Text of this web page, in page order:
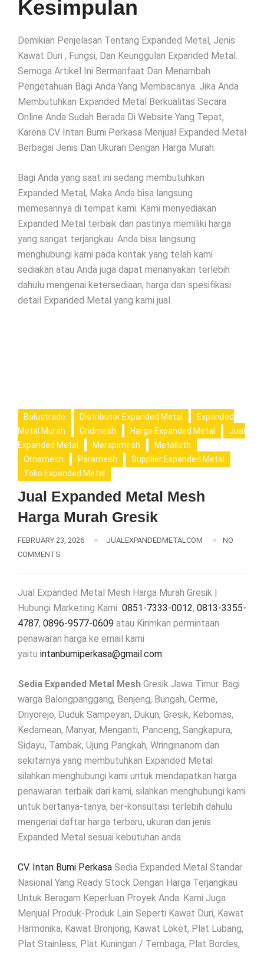
Kesimpulan
Demikian Penjelasan Tentang Expanded Metal, Jenis
Kawat Duri , Fungsi, Dan Keunggulan Expanded Metal.
Semoga Artikel Ini Bermanfaat Dan Menambah
Pengetahuan Bagi Anda Yang Membacanya. Jika Anda
Membutuhkan Expanded Metal Berkualitas Secara
Online Anda Sudah Berada Di Website Yang Tepat,
Karena CV Intan Bumi Perkasa Menjual Expanded Metal
Berbagai Jenis Dan Ukuran Dengan Harga Murah.
Bagi Anda yang saat ini sedang membutuhkan
Expanded Metal, Maka Anda bisa langsung
memesannya di tempat kami. Kami menyediakan
Expanded Metal terbaik dan pastinya memiliki harga
yang sangat terjangkau. Anda bisa langsung
menghubungi kami pada kontak yang telah kami
sediakan atau Anda juga dapat menanyakan terlebih
dahulu mengenai ketersediaan, harga dan spesifikasi
detail Expanded Metal yang kami jual.
Balustrade Distributor Expanded Metal
Expanded
Metal Murah
Gridmesh Harga Expanded Metal
Jual
Expanded Metal
Merapimesh
Metallath
Ornamesh
Paramesh
Supplier Expanded Metal
Toko Expanded Metal
Jual Expanded Metal Mesh
Harga Murah Gresik
FEBRUARY 23, 2026 JUALEXPANDEDMETALCOM
NO
COMMENTS
Jual Expanded Metal Mesh Harga Murah Gresik |
Hubungi Marketing Kami 0851-7333-0012, 0813-3355-
4787, 0896-9577-0609 atau Kirimkan permintaan
penawaran harga ke email kami
yaitu intanbumiperkasa@gmail.com
Sedia Expanded Metal Mesh Gresik Jawa Timur. Bagi
warga Balongpanggang, Benjeng, Bungah, Cerme,
Driyorejo, Duduk Sampeyan, Dukun, Gresik, Kebomas,
Kedamean, Manyar, Menganti, Panceng, Sangkapura,
Sidayu, Tambak, Ujung Pangkah, Wringinanom dan
sekitarnya yang membutuhkan Expanded Metal
silahkan menghubungi kami untuk mendapatkan harga
penawaran terbaik dari kami, silahkan menghubungi kami
untuk bertanya-tanya, ber-konsultasi terlebih dahulu
mengenai daftar harga terbaru, ukuran dan jenis
Expanded Metal sesuai kebutuhan anda.
CV. Intan Bumi Perkasa Sedia Expanded Metal Standar
Nasional Yang Ready Stock Dengan Harga Terjangkau
Untuk Beragam Keperluan Proyek Anda. Kami Juga
Menjual Produk-Produk Lain Seperti Kawat Duri, Kawat
Harmonika, Kawat Bronjong, Kawat Loket, Plat Lubang,
Plat Stainless, Plat Kuningan / Tembaga, Plat Bordes,